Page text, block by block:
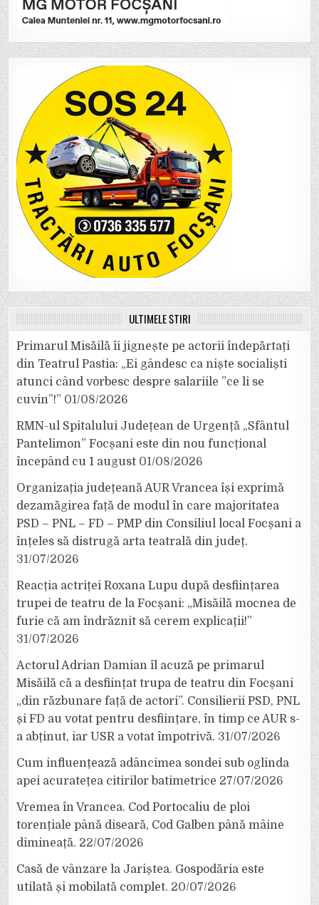
ULTIMELE ȘTIRI
Primarul Misăilă îi jignește pe actorii îndepărtați
din Teatrul Pastia: „Ei gândesc ca niște socialiști
atunci când vorbesc despre salariile ”ce li se
cuvin”!” 01/08/2026
RMN-ul Spitalului Județean de Urgență „Sfântul
Pantelimon” Focșani este din nou funcțional
începând cu 1 august 01/08/2026
Organizația județeană AUR Vrancea își exprimă
dezamăgirea față de modul în care majoritatea
PSD – PNL – FD – PMP din Consiliul local Focșani a
înțeles să distrugă arta teatrală din județ.
31/07/2026
Reacția actriței Roxana Lupu după desființarea
trupei de teatru de la Focșani: „Misăilă mocnea de
furie că am îndrăznit să cerem explicații!”
31/07/2026
Actorul Adrian Damian îl acuză pe primarul
Misăilă că a desființat trupa de teatru din Focșani
„din răzbunare față de actori”. Consilierii PSD, PNL
și FD au votat pentru desființare, în timp ce AUR s-
a abținut, iar USR a votat împotrivă. 31/07/2026
Cum influențează adâncimea sondei sub oglinda
apei acuratețea citirilor batimetrice 27/07/2026
Vremea în Vrancea. Cod Portocaliu de ploi
torențiale până diseară, Cod Galben până mâine
dimineață. 22/07/2026
Casă de vânzare la Jariștea. Gospodăria este
utilată și mobilată complet. 20/07/2026